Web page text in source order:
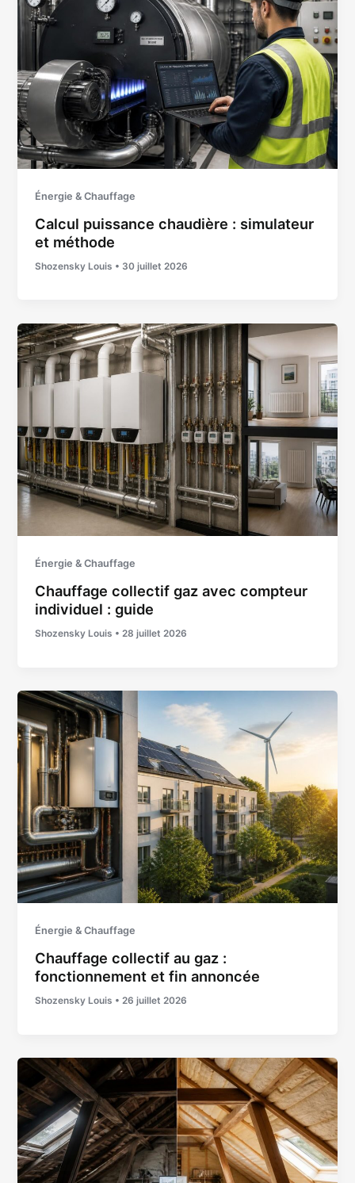
Énergie & Chauffage
Calcul puissance chaudière : simulateur
et méthode
Shozensky Louis • 30 juillet 2026
Énergie & Chauffage
Chauffage collectif gaz avec compteur
individuel : guide
Shozensky Louis •28 juillet 2026
Énergie & Chauffage
Chauffage collectif au gaz :
fonctionnement et fin annoncée
Shozensky Louis •26 juillet 2026